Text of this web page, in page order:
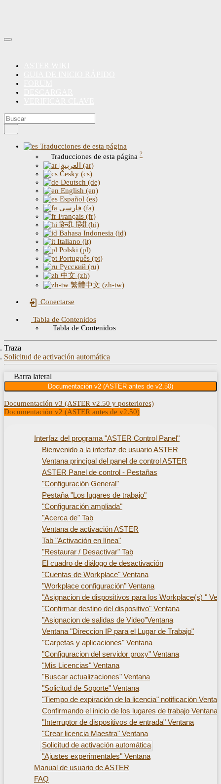
Traducciones de esta página
Traducciones de esta página ?
|العربية (ar)
Česky (cs)
Deutsch (de)
English (en)
Español (es)
فارسی (fa)
Français (fr)
हिन्दी, हिंदी (hi)
Bahasa Indonesia (id)
Italiano (it)
Polski (pl)
Português (pt)
Русский (ru)
中文 (zh)
繁體中文 (zh-tw)
Conectarse
Tabla de Contenidos
Tabla de Contenidos
Traza
Solicitud de activación automática
Barra lateral
Documentación v2 (ASTER antes de v2.50)
Documentación v3 (ASTER v2.50 y posteriores)
Documentación v2 (ASTER antes de v2.50)
Interfaz del programa "ASTER Control Panel"
Bienvenido a la interfaz de usuario ASTER
Ventana principal del panel de control ASTER
ASTER Panel de control - Pestañas
"Configuración General"
Pestaña "Los lugares de trabajo"
"Configuración ampliada"
"Acerca de" Tab
Ventana de activación ASTER
Tab "Activación en línea"
"Restaurar / Desactivar" Tab
El cuadro de diálogo de desactivación
"Cuentas de Workplace" Ventana
"Workplace configuración" Ventana
"Asignacion de dispositivos para los Workplace(s) "
"Confirmar destino del dispositivo" Ventana
"Asignacion de salidas de Video"Ventana
Ventana "Direccion IP para el Lugar de Trabajo"
"Carpetas y aplicaciones" Ventana
"Configuracion del servidor proxy" Ventana
"Mis Licencias" Ventana
"Buscar actualizaciones" Ventana
"Solicitud de Soporte" Ventana
"Tiempo de expiración de la licencia" notificación
Confirmando el inicio de los lugares de trabajo Ventana
"Interruptor de dispositivos de entrada" Ventana
"Crear licencia Maestra" Ventana
Solicitud de activación automática
"Ajustes experimentales" Ventana
Manual de usuario de ASTER
FAQ